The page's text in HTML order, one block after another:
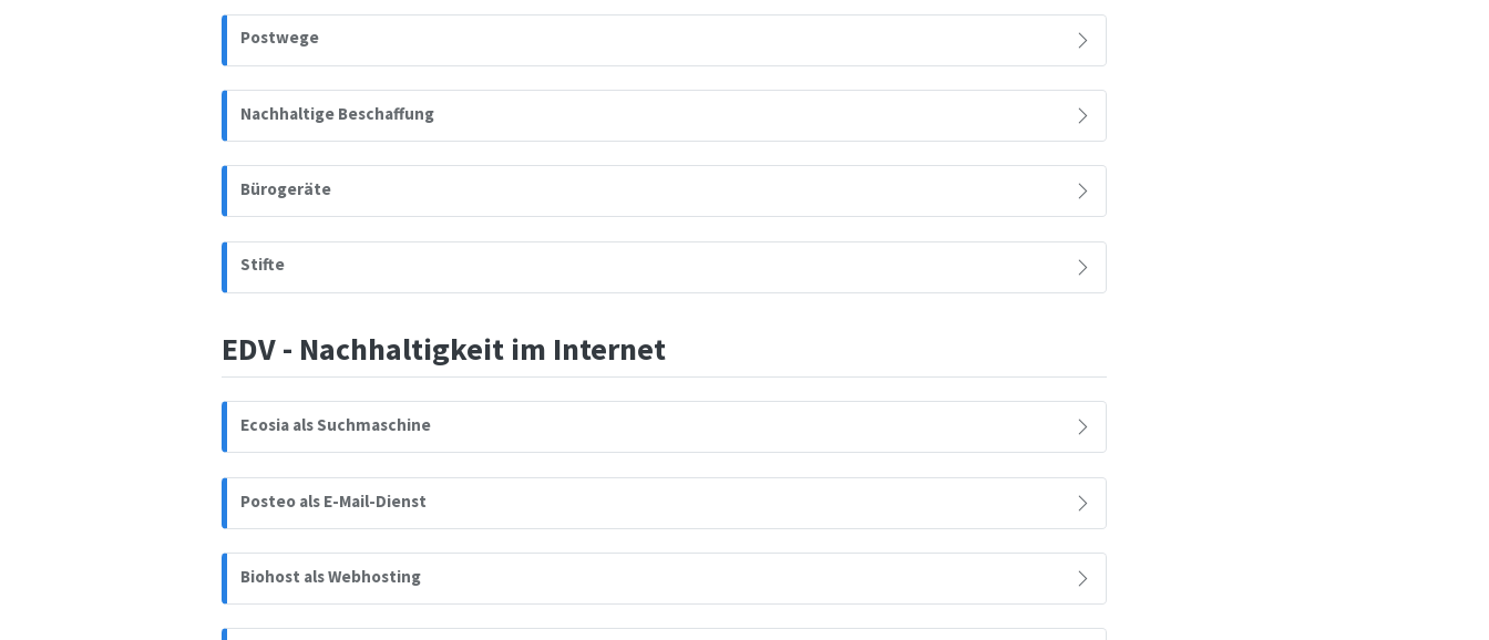
Postwege
Nachhaltige Beschaffung
Bürogeräte
Stifte
EDV - Nachhaltigkeit im Internet
Ecosia als Suchmaschine
Posteo als E-Mail-Dienst
Biohost als Webhosting